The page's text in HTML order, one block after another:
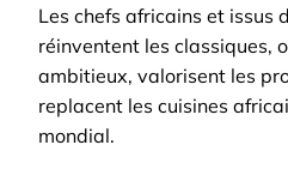
Les chefs africains et issus
réinventent les classiques,
ambitieux, valorisent les
replacent les cuisines
mondial.